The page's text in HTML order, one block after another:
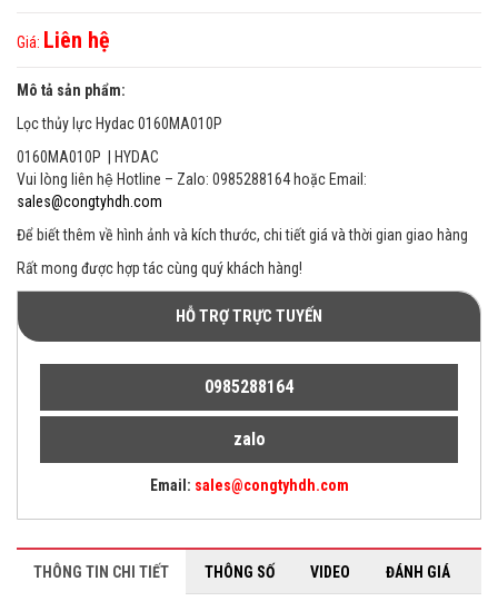
Giá: Liên hệ
Mô tả sản phẩm:
Lọc thủy lực Hydac 0160MA010P
0160MA010P | HYDAC
Vui lòng liên hệ Hotline – Zalo: 0985288164 hoặc Email:
sales@congtyhdh.com
Để biết thêm về hình ảnh và kích thước, chi tiết giá và thời gian giao hàng
Rất mong được hợp tác cùng quý khách hàng!
HỖ TRỢ TRỰC TUYẾN
0985288164
zalo
Email: sales@congtyhdh.com
THÔNG TIN CHI TIẾT THÔNG SỐ VIDEO ĐÁNH GIÁ